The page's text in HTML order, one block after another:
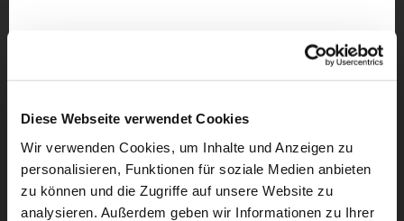
Diese Webseite verwendet Cookies
Wir verwenden Cookies, um Inhalte und Anzeigen zu
personalisieren, Funktionen für soziale Medien anbieten
zu können und die Zugriffe auf unsere Website zu
analysieren. Außerdem geben wir Informationen zu Ihrer